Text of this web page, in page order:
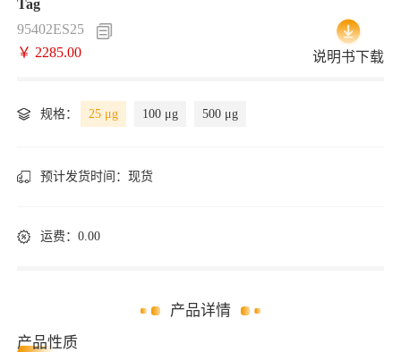
Tag
95402ES25
￥ 2285.00
说明书下载
规格： 25 μg 100 μg 500 μg
预计发货时间： 现货
运费：0.00
产品详情
产品性质